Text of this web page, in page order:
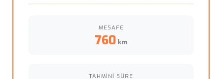
MESAFE
760 km
TAHMINI SÜRE